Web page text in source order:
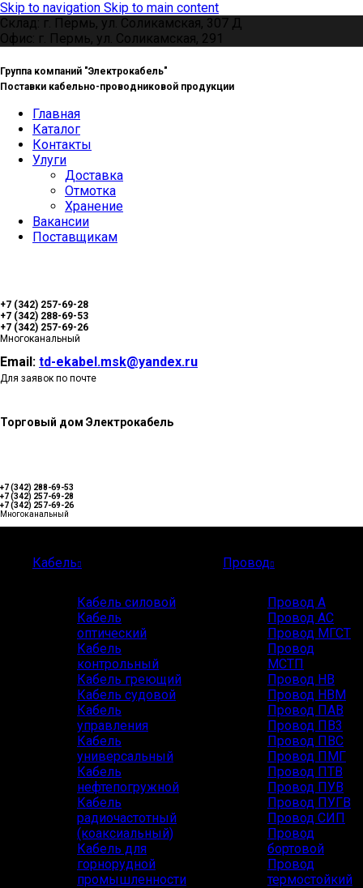
Skip to navigation Skip to main content
Склад: г. Пермь, ул. Соликамская, 307 Д
Офис: г. Пермь, ул. Соликамская, 291
Группа компаний "Электрокабель"
Поставки кабельно-проводниковой продукции
Главная
Каталог
Контакты
Улуги
Доставка
Отмотка
Хранение
Вакансии
Поставщикам
+7 (342) 257-69-28
+7 (342) 288-69-53
+7 (342) 257-69-26
Многоканальный
Email: td-ekabel.msk@yandex.ru
Для заявок по почте
Торговый дом Электрокабель
+7 (342) 288-69-53
+7 (342) 257-69-28
+7 (342) 257-69-26
Многоканальный
Кабель
Кабель силовой
Кабель
оптический
Кабель
контрольный
Кабель греющий
Кабель судовой
Кабель
управления
Кабель
универсальный
Кабель
нефтепогружной
Кабель
радиочастотный
(коаксиальный)
Кабель для
горнорудной
промышленности
Провод
Провод А
Провод АС
Провод МГСТ
Провод
МСТП
Провод НВ
Провод НВМ
Провод ПАВ
Провод ПВ3
Провод ПВС
Провод ПМГ
Провод ПТВ
Провод ПУВ
Провод ПУГВ
Провод СИП
Провод
бортовой
Провод
термостойкий